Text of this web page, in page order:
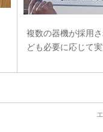
複数の器機が採用
ども必要に応じて実